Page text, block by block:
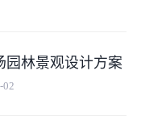
园林景观设计方案
02